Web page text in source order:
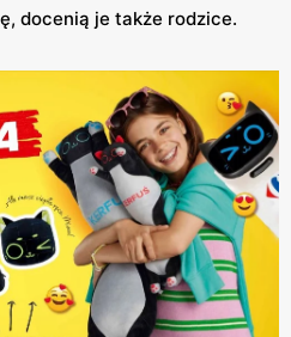
docenią je także rodzice.